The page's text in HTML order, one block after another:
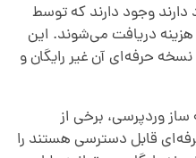
وجود دارند که توسط
هزینه دریافت می‌شوند. این
نسخه حرفه‌ای آن غیر رایگان و
ساز وردپرسی، برخی از
قابل دسترسی هستند را